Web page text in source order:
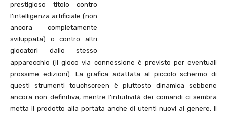
prestigioso titolo contro
l’intelligenza artificiale (non
ancora completamente
sviluppata) o contro altri
giocatori dallo stesso
apparecchio (il gioco via connessione è previsto per eventuali
prossime edizioni). La grafica adattata al piccolo schermo di
questi strumenti touchscreen è piuttosto dinamica sebbene
ancora non definitiva, mentre l’intuitività dei comandi ci sembra
metta il prodotto alla portata anche di utenti nuovi al genere. Il